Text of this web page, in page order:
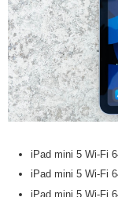
iPad mini 5 Wi-Fi
iPad mini 5 Wi-Fi
iPad mini 5 Wi-Fi